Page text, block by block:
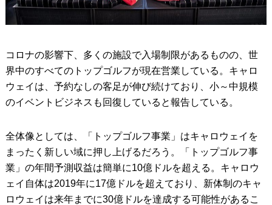
コロナの影響下、多くの施設で入場制限があるものの、世
界中のすべてのトップゴルフが現在営業している。キャロ
ウェイは、予約なしの客足が伸び続けており、小～中規模
のイベントビジネスも回復していると報告している。
全体像としては、「トップゴルフ事業」はキャロウェイを
まったく新しい域に押し上げるだろう。「トップゴルフ事
業」の年間予測収益は簡単に10億ドルを超える。キャロウ
ェイ自体は2019年に17億ドルを超えており、新体制のキャ
ロウェイは来年までに30億ドルを達成する可能性があるこ